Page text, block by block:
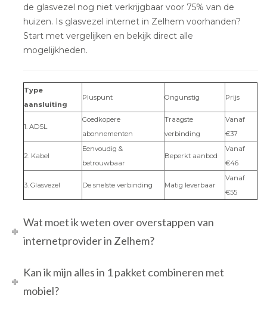
de glasvezel nog niet verkrijgbaar voor 75% van de
huizen. Is glasvezel internet in Zelhem voorhanden?
Start met vergelijken en bekijk direct alle
mogelijkheden.
Type
aansluiting
Pluspunt Ongunstig Prijs
1. ADSL
Goedkopere
abonnementen
Traagste
verbinding
Vanaf
€37
2. Kabel
Eenvoudig &
betrouwbaar
Beperkt aanbod
Vanaf
€46
3. Glasvezel De snelste verbinding Matig leverbaar
Vanaf
€55
Wat moet ik weten over overstappen van
internetprovider in Zelhem?
Kan ik mijn alles in 1 pakket combineren met
mobiel?